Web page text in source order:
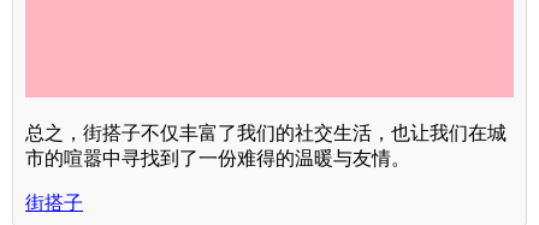
总之，街搭子不仅丰富了我们的社交生活，也让我们在城
市的喧嚣中寻找到了一份难得的温暖与友情。
街搭子